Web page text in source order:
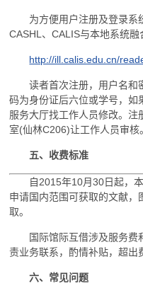
为方便用户注册及登录系
CASHL、CALIS与本地系统融
http://ill.calis.edu.cn/
读者首次注册，用户名和
码为身份证后六位或学号，如
服务大厅找工作人员修改。
室(仙林C206)让工作人员审核
五、收费标准
自2015年10月30日起，
申请国内范围可获取的文献
取。
国际馆际互借涉及服务费
责业务联系，酌情补贴，超出
六、常见问题